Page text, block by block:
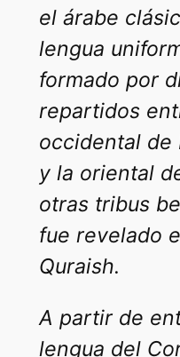
el árabe
lengua
formado por
repartidos
occidental de
y la oriental
otras tribus
fue revelado
Quraish.
A partir de
lengua del